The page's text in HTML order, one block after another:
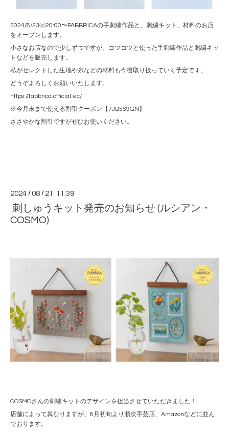
2024/8/23㈮20:00〜FABBRICAの手刺繍作品と、刺繍キット、材料のお店
をオープンします。
小さなお店なので少しずつですが、コツコツと使った手刺繍作品と刺繍キッ
トなどを販売します。
私がセレクトした生地や糸などの材料も今後取り扱っていく予定です。
どうぞよろしくお願いいたします。
https://fabbrica.official.ec/
※今月末まで使える割引クーポン【7JB569GN】
ささやかな割引ですがぜひお使いください。
2024 /08 / 21 11:39
刺しゅうキット発売のお知らせ (ルシアン・
COSMO)
COSMOさんの刺繍キットのデザインを担当させていただきました！
店舗によって異なりますが、8月初旬より順次手芸店、Amazonなどに並ん
でおります。